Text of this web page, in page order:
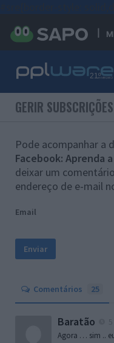
GERIR SUBSCRIÇÕES
Pode acompanhar a
Facebook: Aprenda
deixar um
endereço de e-mail
Email
Comentários 25
Baratão
Agora … sim ..